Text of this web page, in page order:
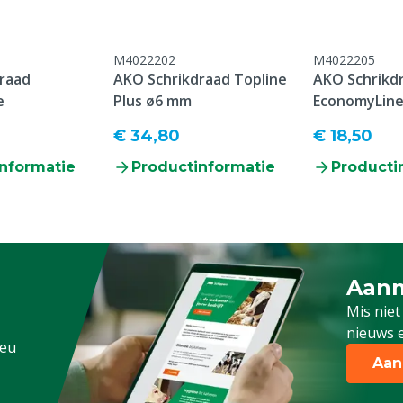
M4022202
AKO Schrikdraad Topline
Plus ø6 mm
€ 34,80
Productinformatie
M4022205
AKO
€ 18,50
Mis
nieuws
Schrijf